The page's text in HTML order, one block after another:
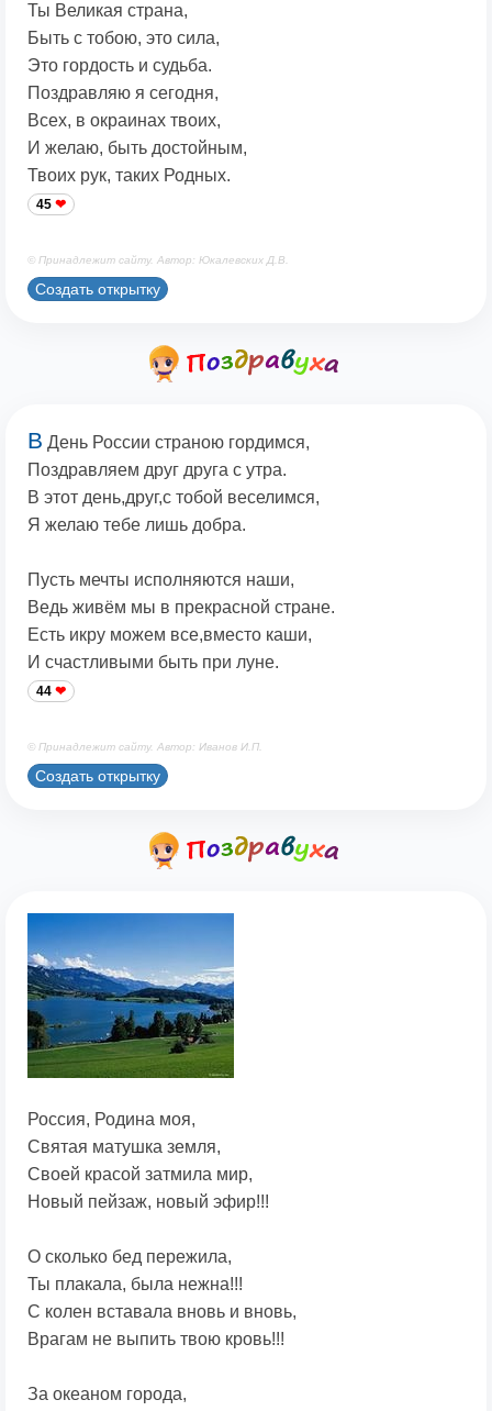
Ты Великая страна,
Быть с тобою, это сила,
Это гордость и судьба.
Поздравляю я сегодня,
Всех, в окраинах твоих,
И желаю, быть достойным,
Твоих рук, таких Родных.
45
© Принадлежит сайту. Автор: Юкалевских Д.В.
Создать открытку
В День России страною гордимся,
Поздравляем друг друга с утра.
В этот день,друг,с тобой веселимся,
Я желаю тебе лишь добра.
Пусть мечты исполняются наши,
Ведь живём мы в прекрасной стране.
Есть икру можем все,вместо каши,
И счастливыми быть при луне.
44
© Принадлежит сайту. Автор: Иванов И.П.
Создать открытку
Россия, Родина моя,
Святая матушка земля,
Своей красой затмила мир,
Новый пейзаж, новый эфир!!!
О сколько бед пережила,
Ты плакала, была нежна!!!
С колен вставала вновь и вновь,
Врагам не выпить твою кровь!!!
За океаном города,